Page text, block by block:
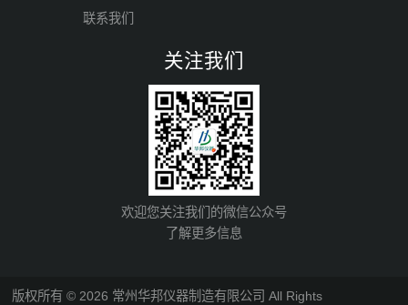
联系我们
关注我们
欢迎您关注我们的微信公众号
了解更多信息
版权所有 © 2026 常州华邦仪器制造有限公司 All Rights